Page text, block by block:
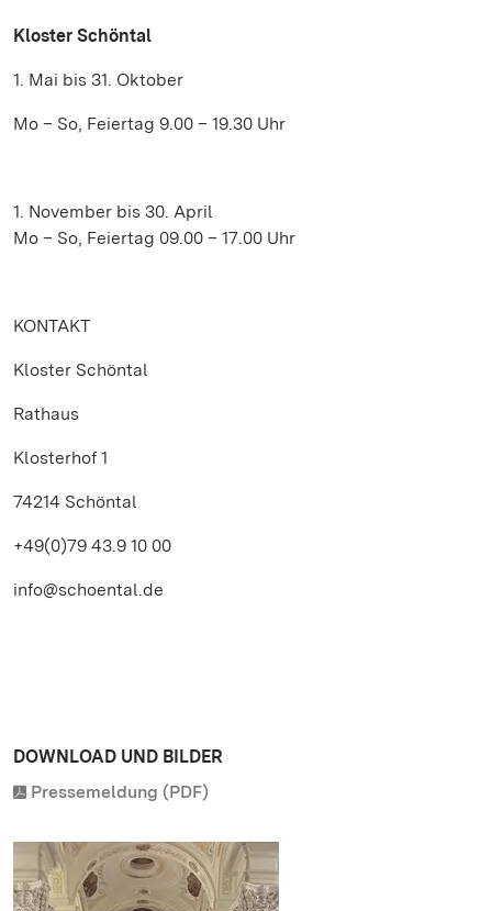
Kloster Schöntal
1. Mai bis 31. Oktober
Mo – So, Feiertag 9.00 – 19.30 Uhr
1. November bis 30. April
Mo – So, Feiertag 09.00 – 17.00 Uhr
KONTAKT
Kloster Schöntal
Rathaus
Klosterhof 1
74214 Schöntal
+49(0)79 43.9 10 00
info@schoental.de
DOWNLOAD UND BILDER
Pressemeldung (PDF)